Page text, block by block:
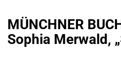
MÜNCHNER
Sophia Merwald,